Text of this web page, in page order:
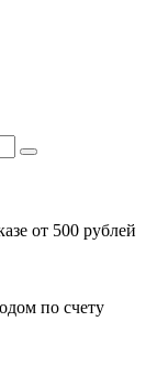
от 500 рублей
по счету